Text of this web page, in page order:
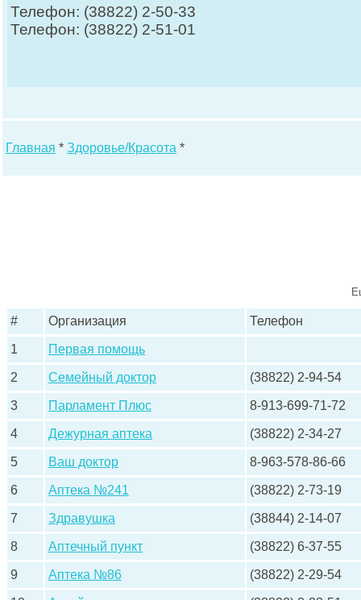
Телефон: (38822) 2-50-33
Телефон: (38822) 2-51-01
Главная * Здоровье/Красота *
# Организация Телефон
1 Первая помощь
2 Семейный доктор (38822) 2-94-54
3 Парламент Плюс 8-913-699-71-72
4 Дежурная аптека (38822) 2-34-27
5 Ваш доктор 8-963-578-86-66
6 Аптека №241 (38822) 2-73-19
7 Здравушка (38844) 2-14-07
8 Аптечный пункт (38822) 6-37-55
9 Аптека №86 (38822) 2-29-54